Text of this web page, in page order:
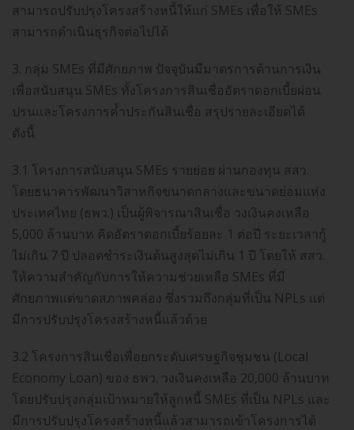
สามารถปรับปรุงโครงสร้างหนี้ให้แก่ SMEs เพื่อให้ SMEs
สามารถดำเนินธุรกิจต่อไปได้
3. กลุ่ม SMEs ที่มีศักยภาพ ปัจจุบันมีมาตรการด้านการเงิน
เพื่อสนับสนุน SMEs ทั้งโครงการสินเชื่ออัตราดอกเบี้ยผ่อน
ปรนและโครงการค้ำประกันสินเชื่อ สรุปรายละเอียดได้
ดังนี้
3.1 โครงการสนับสนุน SMEs รายย่อย ผ่านกองทุน สสว.
โดยธนาคารพัฒนาวิสาหกิจขนาดกลางและขนาดย่อมแห่ง
ประเทศไทย (ธพว.) เป็นผู้พิจารณาสินเชื่อ วงเงินคงเหลือ
5,000 ล้านบาท คิดอัตราดอกเบี้ยร้อยละ 1 ต่อปี ระยะเวลากู้
ไม่เกิน 7 ปี ปลอดชำระเงินต้นสูงสุดไม่เกิน 1 ปี โดยให้ สสว.
ให้ความสำคัญกับการให้ความช่วยเหลือ SMEs ที่มี
ศักยภาพแต่ขาดสภาพคล่อง ซึ่งรวมถึงกลุ่มที่เป็น NPLs แต่
มีการปรับปรุงโครงสร้างหนี้แล้วด้วย
3.2 โครงการสินเชื่อเพื่อยกระดับเศรษฐกิจชุมชน (Local
Economy Loan) ของ ธพว. วงเงินคงเหลือ 20,000 ล้านบาท
โดยปรับปรุงกลุ่มเป้าหมายให้ลูกหนี้ SMEs ที่เป็น NPLs และ
มีการปรับปรุงโครงสร้างหนี้แล้วสามารถเข้าโครงการได้